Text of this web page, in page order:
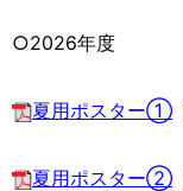
○2026年度
夏用ポスター①
夏用ポスター②